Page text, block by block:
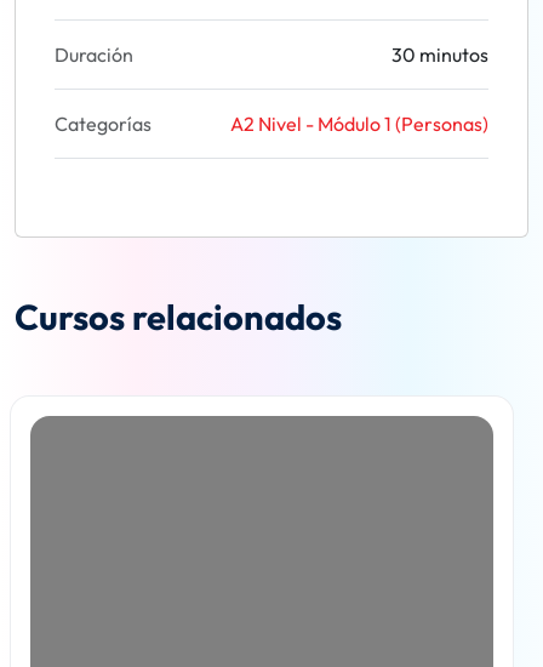
Duración 30 minutos
Categorías A2 Nivel - Módulo 1 (Personas)
Cursos relacionados